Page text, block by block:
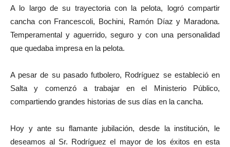
A lo largo de su trayectoria con la pelota, logró compartir
cancha con Francescoli, Bochini, Ramón Díaz y Maradona.
Temperamental y aguerrido, seguro y con una personalidad
que quedaba impresa en la pelota.
A pesar de su pasado futbolero, Rodríguez se estableció en
Salta y comenzó a trabajar en el Ministerio Público,
compartiendo grandes historias de sus días en la cancha.
Hoy y ante su flamante jubilación, desde la institución, le
deseamos al Sr. Rodríguez el mayor de los éxitos en esta